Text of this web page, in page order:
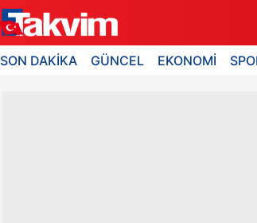
SON DAKİKA GÜNCEL EKONOMİ